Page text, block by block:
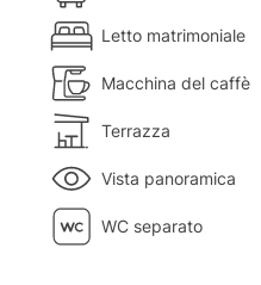
Letto matrimoniale
Macchina del caffè
Terrazza
Vista panoramica
WC separato